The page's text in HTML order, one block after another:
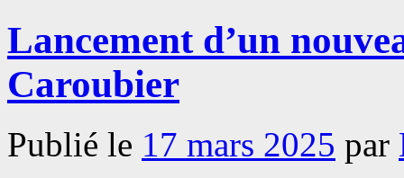
Lancement d’un
Caroubier
Publié le 17 mars 2025 par